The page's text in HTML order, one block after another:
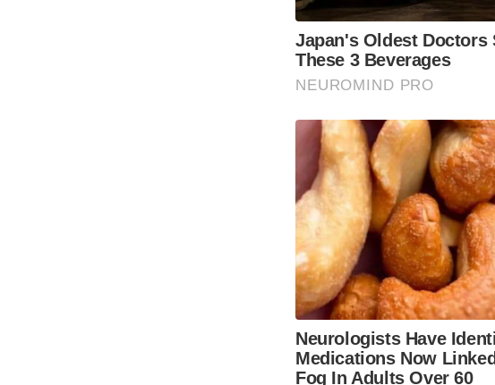
Japan's Oldest Doctors
These 3 Beverages
NEUROMIND PRO
Neurologists Have
Medications Now
Fog In Adults Over 60